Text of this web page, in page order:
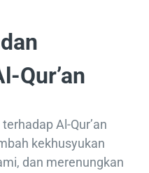
Qur’an
Al-Qur’an
kekhusyukan
dan merenungkan